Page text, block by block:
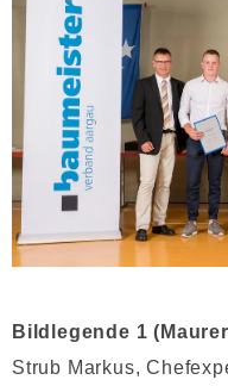
Bildlegende 1
Strub Markus,